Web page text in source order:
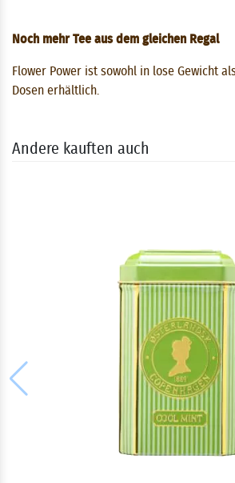
Noch mehr Tee aus dem gleichen Regal
Flower Power ist sowohl in lose Gewicht
Dosen erhältlich.
Andere kauften auch